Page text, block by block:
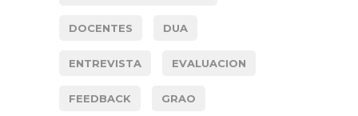
DOCENTES DUA
ENTREVISTA EVALUACION
FEEDBACK GRAO